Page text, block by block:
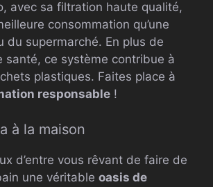
avec sa filtration haute qualité,
consommation qu’une
du supermarché. En plus de
santé, ce système contribue à
plastiques. Faites place à
responsable !
à la maison
d’entre vous rêvant de faire de
une véritable oasis de